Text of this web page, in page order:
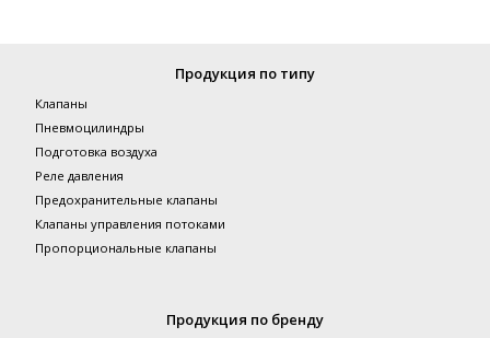
Продукция по типу
Клапаны
Пневмоцилиндры
Подготовка воздуха
Реле давления
Предохранительные клапаны
Клапаны управления потоками
Пропорциональные клапаны
Продукция по бренду